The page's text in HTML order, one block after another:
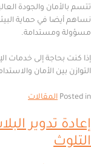
والجودة العالية. نحن
في حماية البيئة, مما
إلى خدمات الإتلاف
الأمان والاستدامة
المقالات